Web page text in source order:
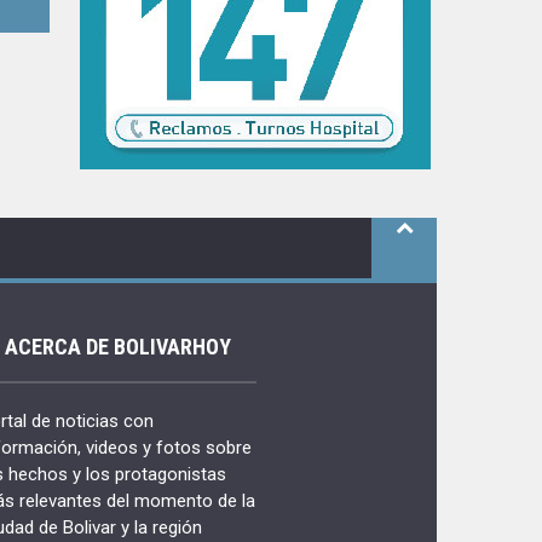
ACERCA DE BOLIVARHOY
de noticias con
videos y fotos sobre
hechos y los protagonistas
relevantes del momento de la
de Bolivar y la región